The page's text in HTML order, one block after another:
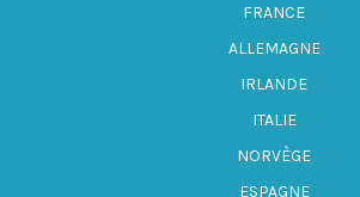
FRANCE
ALLEMAGNE
IRLANDE
ITALIE
NORVÈGE
ESPAGNE